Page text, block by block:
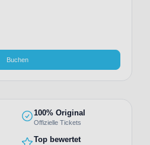
Buchen
100% Original
Offizielle Tickets
Top bewertet